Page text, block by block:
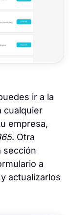
ir a la
cualquier
empresa,
. Otra
sección
a
actualizarlos